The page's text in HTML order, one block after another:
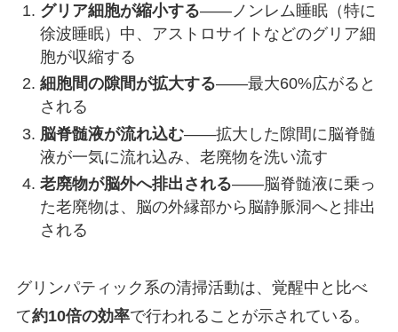
グリア細胞が縮小する——ノンレム睡眠（特に
徐波睡眠）中、アストロサイトなどのグリア細
胞が収縮する
細胞間の隙間が拡大する——最大60%広がると
される
脳脊髄液が流れ込む——拡大した隙間に脳脊髄
液が一気に流れ込み、老廃物を洗い流す
老廃物が脳外へ排出される——脳脊髄液に乗っ
た老廃物は、脳の外縁部から脳静脈洞へと排出
される
グリンパティック系の清掃活動は、覚醒中と比べ
て約10倍の効率で行われることが示されている。